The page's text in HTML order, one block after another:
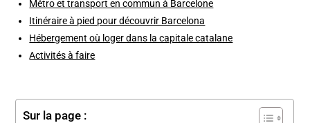
Métro et transport en commun à Barcelone
Itinéraire à pied pour découvrir Barcelona
Hébergement où loger dans la capitale catalane
Activités à faire
Sur la page :